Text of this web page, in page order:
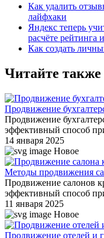
Как удалить
лайфхаки
Яндекс теперь
расчёте рейтинга
Как создать
Читайте также
Продвижение
Продвижение
эффективный способ
14 января 2025
Новое
Методы продвижения
Продвижение салонов
эффективный способ
11 января 2025
Новое
Продвижение отелей и